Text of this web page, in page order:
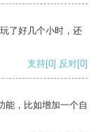
了好几个小时，还
支持[0] 反对[0]
能，比如增加一个自